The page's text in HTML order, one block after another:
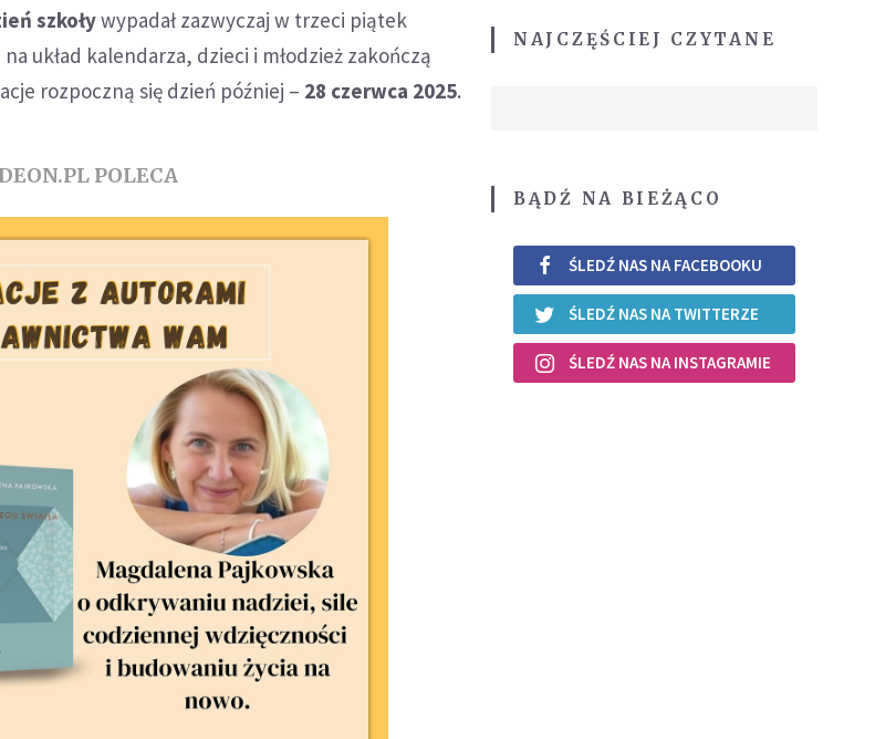
szkoływypadał zazwyczaj w trzeci piątek
układ kalendarza, dzieci i młodzież zakończą
rozpoczną się dzień później – 28 czerwca 2025.
POLECA
NAJCZĘŚCIEJ CZYTANE
BĄDŹ NA BIEŻĄCO
ŚLEDŹ NAS NA FACEBOOKU
ŚLEDŹ NAS NA TWITTERZE
ŚLEDŹ NAS NA INSTAGRAMIE